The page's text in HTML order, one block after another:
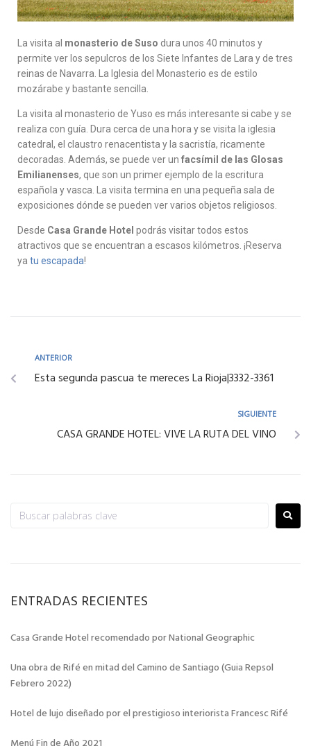
La visita al monasterio de Suso dura unos 40 minutos y
permite ver los sepulcros de los Siete Infantes de Lara y de tres
reinas de Navarra. La Iglesia del Monasterio es de estilo
mozárabe y bastante sencilla.
La visita al monasterio de Yuso es más interesante si cabe y se
realiza con guía. Dura cerca de una hora y se visita la iglesia
catedral, el claustro renacentista y la sacristía, ricamente
decoradas. Además, se puede ver un facsímil de las Glosas
Emilianenses, que son un primer ejemplo de la escritura
española y vasca. La visita termina en una pequeña sala de
exposiciones dónde se pueden ver varios objetos religiosos.
Desde Casa Grande Hotel podrás visitar todos estos
atractivos que se encuentran a escasos kilómetros. ¡Reserva
ya tu escapada!
ANTERIOR
Esta segunda pascua te mereces La Rioja|3332-3361
SIGUIENTE
CASA GRANDE HOTEL: VIVE LA RUTA DEL VINO
ENTRADAS RECIENTES
Casa Grande Hotel recomendado por National Geographic
Una obra de Rifé en mitad del Camino de Santiago (Guia Repsol
Febrero 2022)
Hotel de lujo diseñado por el prestigioso interiorista Francesc Rifé
Menú Fin de Año 2021